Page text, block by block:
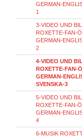
GERMAN-
1
3-VIDEO UND
ROXETTE-FAN-
GERMAN-
2
4-VIDEO UND
ROXETTE-FAN-
GERMAN-
SVENSKA-3
5-VIDEO UND
ROXETTE-FAN-
GERMAN-
4
6-MUSIK